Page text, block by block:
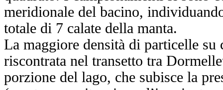
meridionale del bacino,
totale di 7 calate della manta.
La maggiore densità di particelle su
riscontrata nel transetto tra
porzione del lago, che subisce la